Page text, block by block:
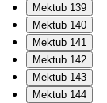
Mektub 139
Mektub 140
Mektub 141
Mektub 142
Mektub 143
Mektub 144